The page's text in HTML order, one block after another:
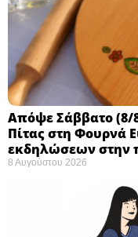
Απόψε Σάββατο (8/
Πίτας στη Φουρνά
εκδηλώσεων στην
8 Αυγούστου 2026